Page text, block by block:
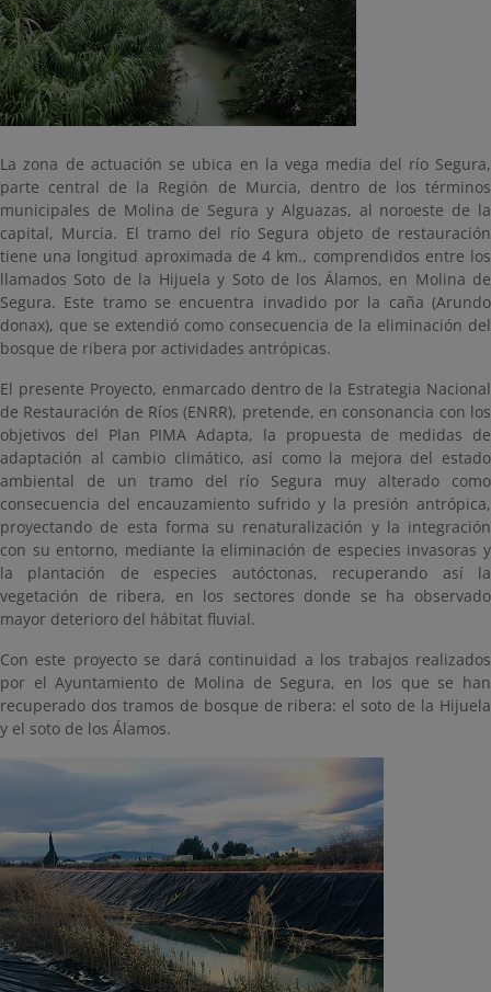
La zona de actuación se ubica en la vega media del río Segura,
parte central de la Región de Murcia, dentro de los términos
municipales de Molina de Segura y Alguazas, al noroeste de la
capital, Murcia. El tramo del río Segura objeto de restauración
tiene una longitud aproximada de 4 km., comprendidos entre los
llamados Soto de la Hijuela y Soto de los Álamos, en Molina de
Segura. Este tramo se encuentra invadido por la caña (Arundo
donax), que se extendió como consecuencia de la eliminación del
bosque de ribera por actividades antrópicas.
El presente Proyecto, enmarcado dentro de la Estrategia Nacional
de Restauración de Ríos (ENRR), pretende, en consonancia con los
objetivos del Plan PIMA Adapta, la propuesta de medidas de
adaptación al cambio climático, así como la mejora del estado
ambiental de un tramo del río Segura muy alterado como
consecuencia del encauzamiento sufrido y la presión antrópica,
proyectando de esta forma su renaturalización y la integración
con su entorno, mediante la eliminación de especies invasoras y
la plantación de especies autóctonas, recuperando así la
vegetación de ribera, en los sectores donde se ha observado
mayor deterioro del hábitat fluvial.
Con este proyecto se dará continuidad a los trabajos realizados
por el Ayuntamiento de Molina de Segura, en los que se han
recuperado dos tramos de bosque de ribera: el soto de la Hijuela
y el soto de los Álamos.